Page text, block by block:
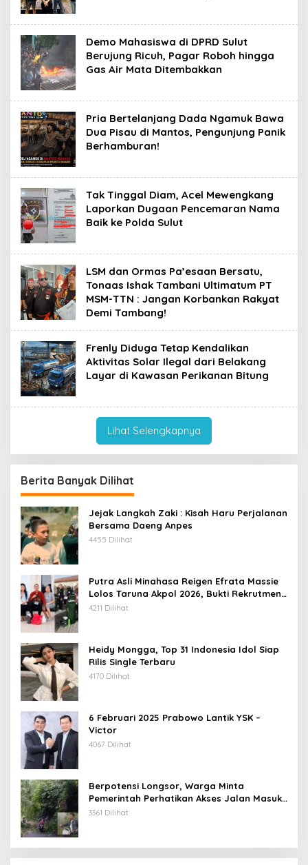
Demo Mahasiswa di DPRD Sulut
Berujung Ricuh, Pagar Roboh hingga
Gas Air Mata Ditembakkan
Pria Bertelanjang Dada Ngamuk Bawa
Dua Pisau di Mantos, Pengunjung Panik
Berhamburan!
‎Tak Tinggal Diam, Acel Mewengkang
Laporkan Dugaan Pencemaran Nama
Baik ke Polda Sulut
LSM dan Ormas Pa’esaan Bersatu,
Tonaas Ishak Tambani Ultimatum PT
MSM-TTN : Jangan Korbankan Rakyat
Demi Tambang!
Frenly Diduga Tetap Kendalikan
Aktivitas Solar Ilegal dari Belakang
Layar di Kawasan Perikanan Bitung
Lihat Selengkapnya
Berita Banyak Dilihat
Jejak Langkah Zaki : Kisah Haru Perjalanan
Bersama Daeng Anpes
4455 Dilihat
Putra Asli Minahasa Reigen Efrata Massie
Lolos Taruna Akpol 2026, Bukti Rekrutmen
Polri Bersih, Transparan, dan Akuntabel
4211 Dilihat
Heidy Mongga, Top 31 Indonesia Idol Siap
Rilis Single Terbaru
4170 Dilihat
6 Februari 2025 Prabowo Lantik YSK –
Victor
4067 Dilihat
Berpotensi Longsor, Warga Minta
Pemerintah Perhatikan Akses Jalan Masuk
Kecamatan Kumelembuai
3361 Dilihat